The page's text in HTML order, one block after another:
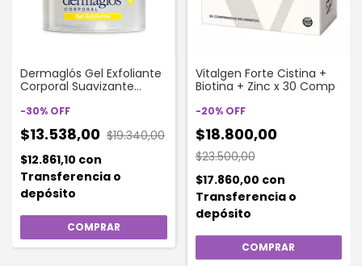
Dermaglós Gel Exfoliante
Corporal Suavizante
-30% OFF
$13.538,00 $19.340,00
$12.861,10 con
Transferencia o
depósito
Vitalgen Forte Cistina +
Biotina + Zinc x 30 Comp
-20% OFF
$18.800,00
$23.500,00
$17.860,00 con
Transferencia o
depósito